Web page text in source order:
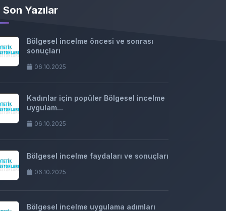
Son Yazılar
Bölgesel incelme öncesi ve sonrası
sonuçları
06.10.2025
Kadınlar için popüler Bölgesel incelme
uygulam...
06.10.2025
Bölgesel incelme faydaları ve sonuçları
06.10.2025
Bölgesel incelme uygulama adımları